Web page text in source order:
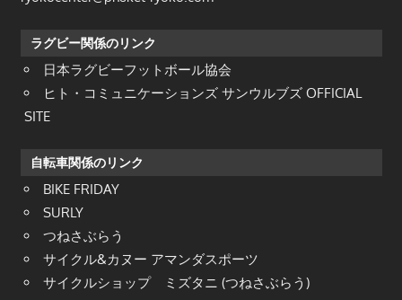
ラグビー関係のリンク
日本ラグビーフットボール協会
ヒト・コミュニケーションズ サンウルブズ OFFICIAL
SITE
自転車関係のリンク
BIKE FRIDAY
SURLY
つねさぶらう
サイクル&カヌー アマンダスポーツ
サイクルショップ ミズタニ (つねさぶらう)